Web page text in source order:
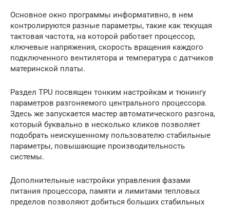
Основное окно программы информативно, в нем
контролируются разные параметры, такие как текущая
тактовая частота, на которой работает процессор,
ключевые напряжения, скорость вращения каждого
подключенного вентилятора и температура с датчиков
материнской платы.
Раздел TPU посвящен тонким настройкам и тюнингу
параметров разгоняемого центрального процессора.
Здесь же запускается мастер автоматического разгона,
который буквально в несколько кликов позволяет
подобрать неискушенному пользователю стабильные
параметры, повышающие производительность
системы.
Дополнительные настройки управления фазами
питания процессора, памяти и лимитами тепловых
пределов позволяют добиться больших стабильных